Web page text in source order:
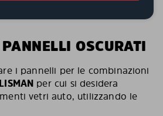
OSCURATI
i pannelli per le combinazioni
per cui si desidera
vetri auto, utilizzando le